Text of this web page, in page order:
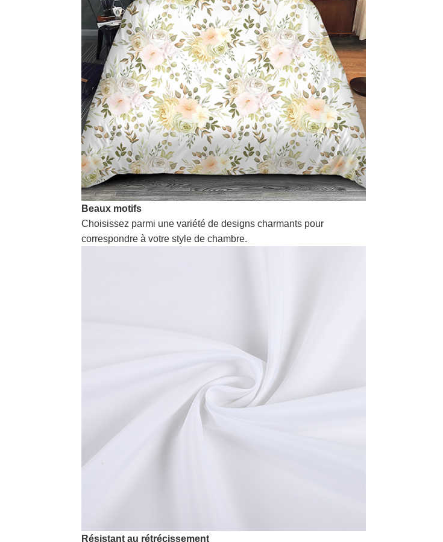
Beaux motifs
Choisissez parmi une variété de designs charmants pour
correspondre à votre style de chambre.
Résistant au rétrécissement